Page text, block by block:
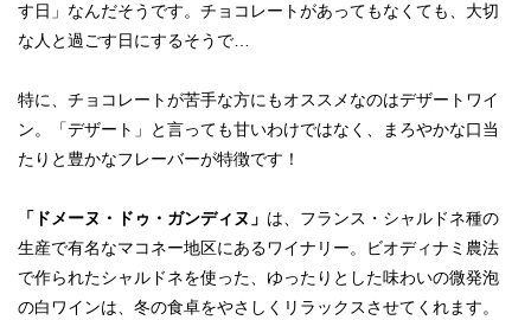
す日」なんだそうです。チョコレートがあってもなくても、大切
な人と過ごす日にするそうで…
特に、チョコレートが苦手な方にもオススメなのはデザートワイ
ン。「デザート」と言っても甘いわけではなく、まろやかな口当
たりと豊かなフレーバーが特徴です！
「ドメーヌ・ドゥ・ガンディヌ」 は、フランス・シャルドネ種の
生産で有名なマコネー地区にあるワイナリー。ビオディナミ農法
で作られたシャルドネを使った、ゆったりとした味わいの微発泡
の白ワインは、冬の食卓をやさしくリラックスさせてくれます。